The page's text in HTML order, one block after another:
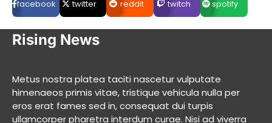
facebook twitter reddit twitch spotify
Rising News
Metus nostra platea taciti nascetur vulputate
himenaeos primis vitae, tristique vehicula nulla per
eros erat fames sed in, consequat dui turpis
ullamcorper pharetra interdum curae. Nisi ad viverra